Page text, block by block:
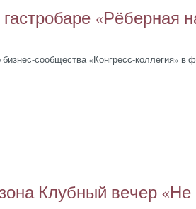
«Рё­бер­ная
со­об­щес­тва «Кон­гресс-кол­ле­гия» в
Клуб­ный ве­чер